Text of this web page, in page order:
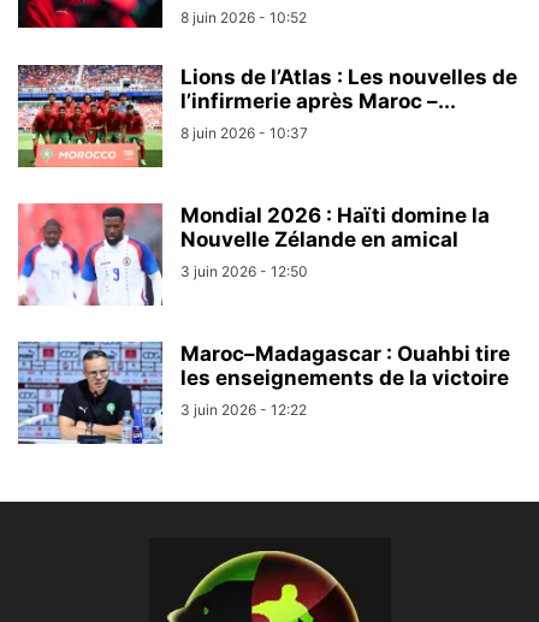
8 juin 2026 - 10:52
Lions de l’Atlas : Les nouvelles de
l’infirmerie après Maroc –...
8 juin 2026 - 10:37
Mondial 2026 : Haïti domine la
Nouvelle Zélande en amical
3 juin 2026 - 12:50
Maroc–Madagascar : Ouahbi tire
les enseignements de la victoire
3 juin 2026 - 12:22